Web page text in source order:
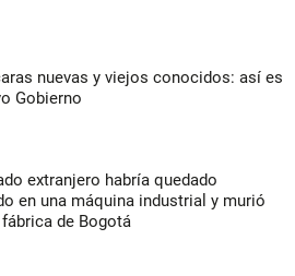
nuevas y viejos conocidos: así es
Gobierno
extranjero habría quedado
en una máquina industrial y murió
de Bogotá